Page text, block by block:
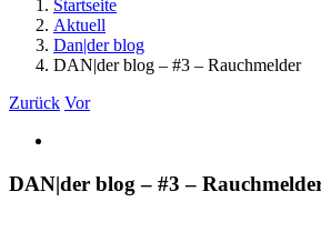
Startseite
Aktuell
Dan|der blog
DAN|der blog – #3 – Rauchmelder
Zurück Vor
DAN|der blog – #3 –